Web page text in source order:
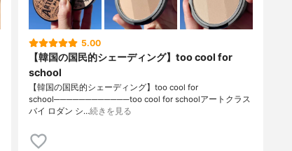
5.00
【韓国の国民的シェーディング】too cool for
school
【韓国の国民的シェーディング】too cool for
school────────────too cool for schoolアートクラス
バイ ロダン シ…続きを見る